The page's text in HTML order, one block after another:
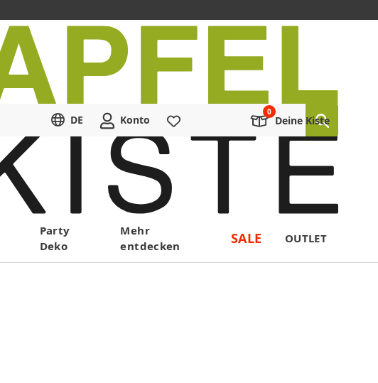
DE Konto Deine Kiste
Party
Deko
Mehr
entdecken
SALE OUTLET